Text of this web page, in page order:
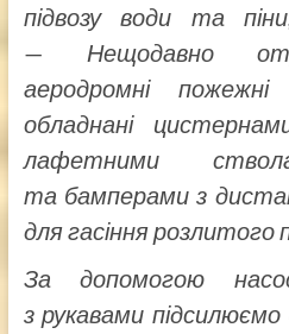
підвозу води та піни,
— Нещодавно
аеродромні
обладнані
лафетними
та бамперами з
для гасіння розлитого
За допомогою
з рукавами підсилюємо